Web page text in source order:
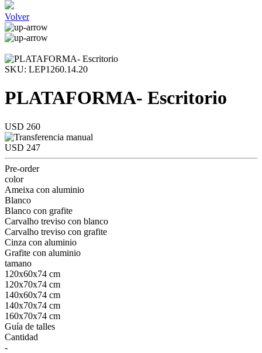
Volver
SKU: LEP1260.14.20
PLATAFORMA- Escritorio
USD 260
USD 247
Pre-order
color
Ameixa con aluminio
Blanco
Blanco con grafite
Carvalho treviso con blanco
Carvalho treviso con grafite
Cinza con aluminio
Grafite con aluminio
tamano
120x60x74 cm
120x70x74 cm
140x60x74 cm
140x70x74 cm
160x70x74 cm
Guía de talles
Cantidad
-